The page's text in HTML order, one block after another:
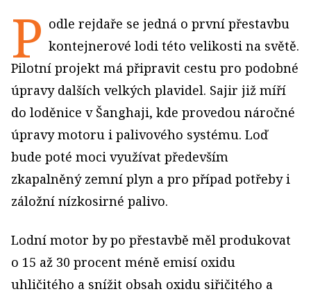
P odle rejdaře se jedná o první přestavbu
kontejnerové lodi této velikosti na světě.
Pilotní projekt má připravit cestu pro podobné
úpravy dalších velkých plavidel. Sajir již míří
do loděnice v Šanghaji, kde provedou náročné
úpravy motoru i palivového systému. Loď
bude poté moci využívat především
zkapalněný zemní plyn a pro případ potřeby i
záložní nízkosirné palivo.
Lodní motor by po přestavbě měl produkovat
o 15 až 30 procent méně emisí oxidu
uhličitého a snížit obsah oxidu siřičitého a